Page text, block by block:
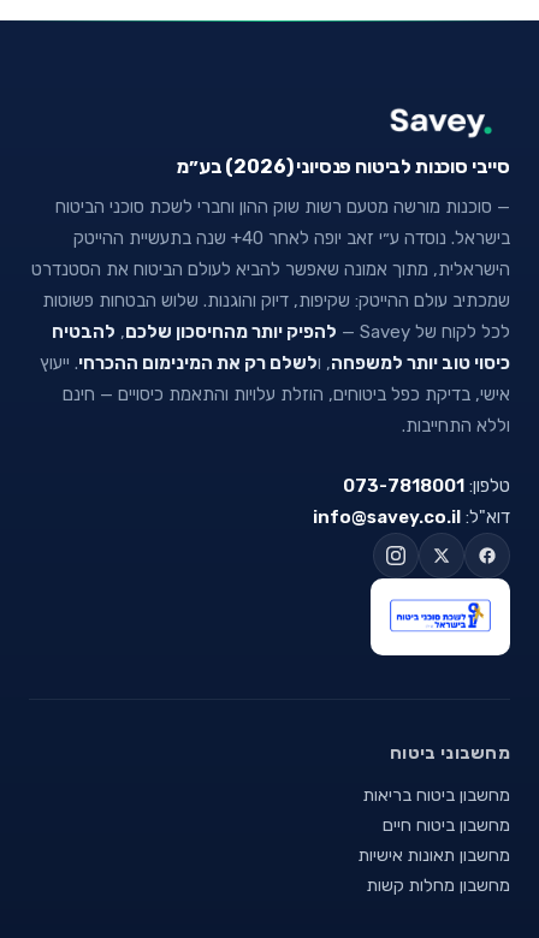
סייבי סוכנות לביטוח פנסיוני (2026) בע״מ
— סוכנות מורשה מטעם רשות שוק ההון וחברי לשכת סוכני הביטוח
בישראל. נוסדה ע״י זאב יופה לאחר 40+ שנה בתעשיית ההייטק
הישראלית, מתוך אמונה שאפשר להביא לעולם הביטוח את הסטנדרט
שמכתיב עולם ההייטק: שקיפות, דיוק והוגנות. שלוש הבטחות פשוטות
לכל לקוח של Savey —
להפיק יותר מהחיסכון שלכם, להבטיח
כיסוי טוב יותר למשפחה, ולשלם רק את המינימום ההכרחי. ייעוץ
אישי, בדיקת כפל ביטוחים, הוזלת עלויות והתאמת כיסויים — חינם
וללא התחייבות.
טלפון: 073-7818001
דוא"ל: info@savey.co.il
מחשבוני ביטוח
מחשבון ביטוח בריאות
מחשבון ביטוח חיים
מחשבון תאונות אישיות
מחשבון מחלות קשות